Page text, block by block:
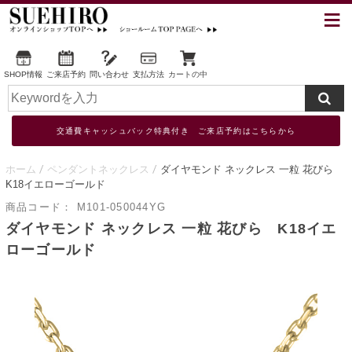
SHOP情報 ご来店予約 問い合わせ 支払方法 カートの中
交通費キャッシュバック特典付き ご来店予約はこちらから
ホーム ペンダントネックレス
ダイヤモンド ネックレス 一粒 花びら
K18イエローゴールド
商品コード：
M101-050044YG
ダイヤモンド ネックレス 一粒 花びら K18イエ
ローゴールド